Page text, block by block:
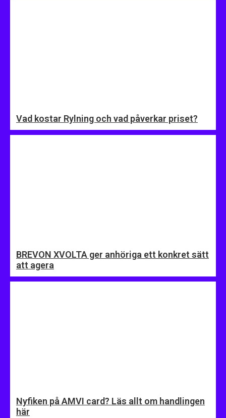
Vad kostar Rylning och vad påverkar priset?
BREVON XVOLTA ger anhöriga ett konkret sätt
att agera
Nyfiken på AMVI card? Läs allt om handlingen
här